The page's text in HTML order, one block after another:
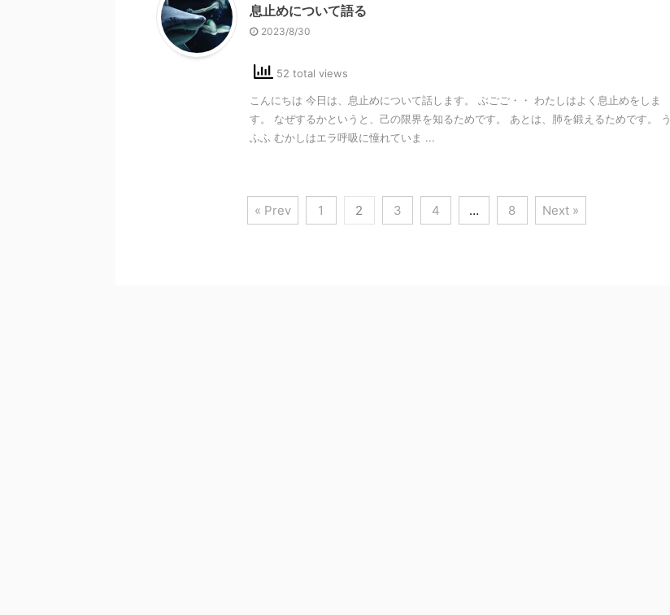
息止めについて語る
2023/8/30
52 total views
こんにちは 今日は、息止めについて話します。 ぶごご・・ わたしはよく息止めをしま
す。 なぜするかというと、己の限界を知るためです。 あとは、肺を鍛えるためです。 う
ふふ むかしはエラ呼吸に憧れていま ...
« Prev 1 2 3 4 … 8 Next »